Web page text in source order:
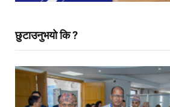
छुटाउनुभयो कि ?